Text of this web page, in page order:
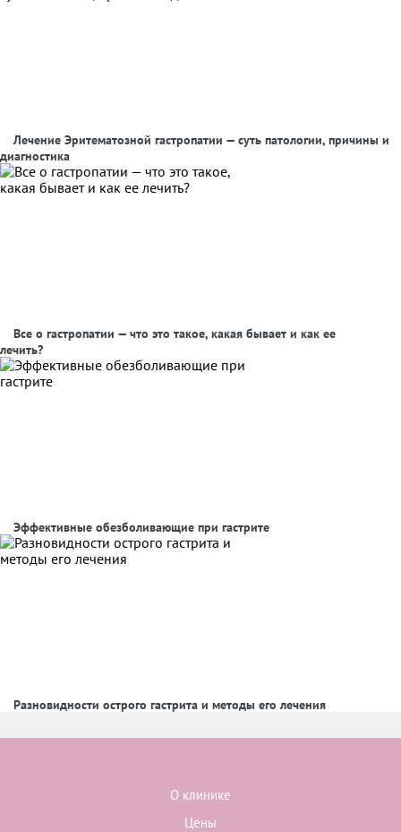
Лечение Эритематозной гастропатии — суть патологии, причины и
диагностика
Все о гастропатии — что это такое, какая бывает и как ее
лечить?
Эффективные обезболивающие при гастрите
Разновидности острого гастрита и методы его лечения
О клинике
Цены